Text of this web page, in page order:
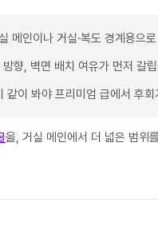
메인이나 거실·복도 경계용으
향, 벽면 배치 여유가 먼저 갈
같이 봐야 프리미엄 급에서 후회
을, 거실 메인에서 더 넓은 범위